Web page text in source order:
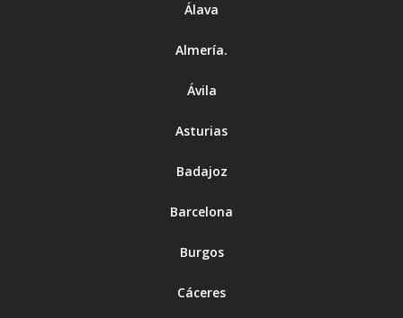
Álava
Almería.
Ávila
Asturias
Badajoz
Barcelona
Burgos
Cáceres